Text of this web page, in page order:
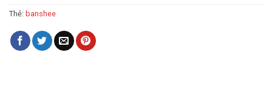
Thẻ: banshee